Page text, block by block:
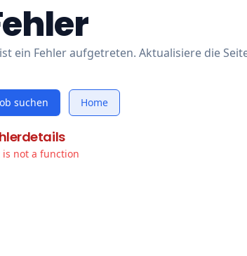
ein Fehler aufgetreten. Aktualisiere die
suchen Home
is not a function